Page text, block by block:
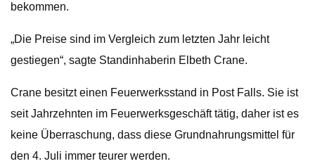
bekommen.
„Die Preise sind im Vergleich zum letzten Jahr leicht
gestiegen“, sagte Standinhaberin Elbeth Crane.
Crane besitzt einen Feuerwerksstand in Post Falls. Sie ist
seit Jahrzehnten im Feuerwerksgeschäft tätig, daher ist es
keine Überraschung, dass diese Grundnahrungsmittel für
den 4. Juli immer teurer werden.